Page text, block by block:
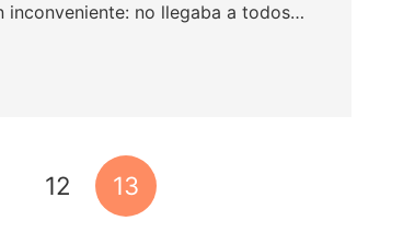
inconveniente: no llegaba a todos…
12 13